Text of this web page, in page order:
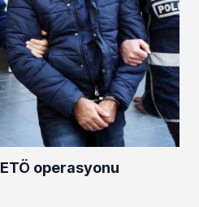
operasyonu